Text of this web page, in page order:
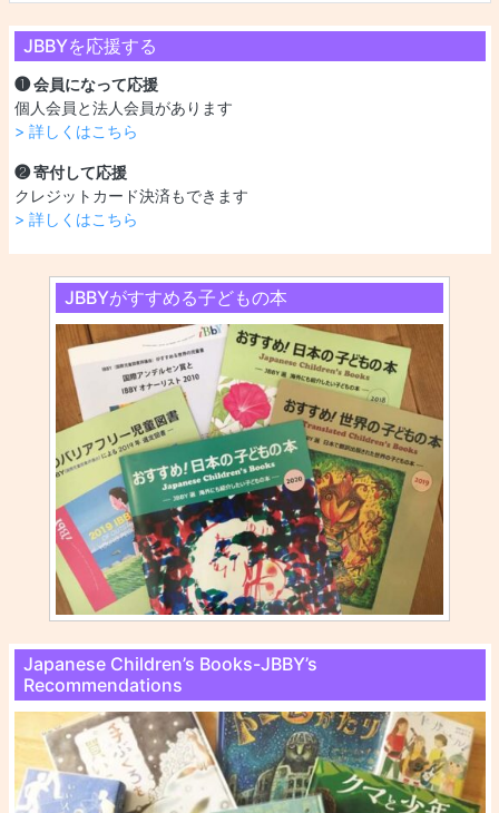
JBBYを応援する
❶ 会員になって応援
個人会員と法人会員があります
> 詳しくはこちら
❷ 寄付して応援
クレジットカード決済もできます
> 詳しくはこちら
JBBYがすすめる子どもの本
Japanese Children’s Books-JBBY’s
Recommendations